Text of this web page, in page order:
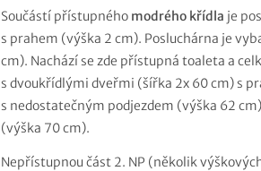
Součástí přístupného modrého křídla je
s prahem (výška 2 cm). Posluchárna je
cm). Nachází se zde přístupná toaleta a
s dvoukřídlými dveřmi (šířka 2x 60 cm) s
s nedostatečným podjezdem (výška 62
(výška 70 cm).
Nepřístupnou část 2. NP (několik